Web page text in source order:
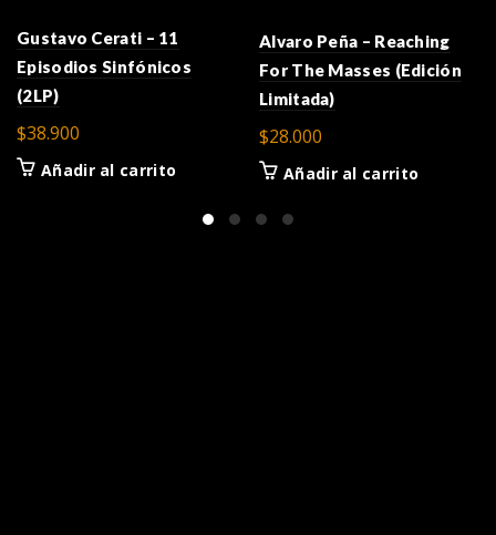
Gustavo Cerati – 11
Episodios Sinfónicos
(2LP)
$38.900
Añadir al carrito
Alvaro Peña – Reaching
For The Masses (Edición
Limitada)
$28.000
Añadir al carrito